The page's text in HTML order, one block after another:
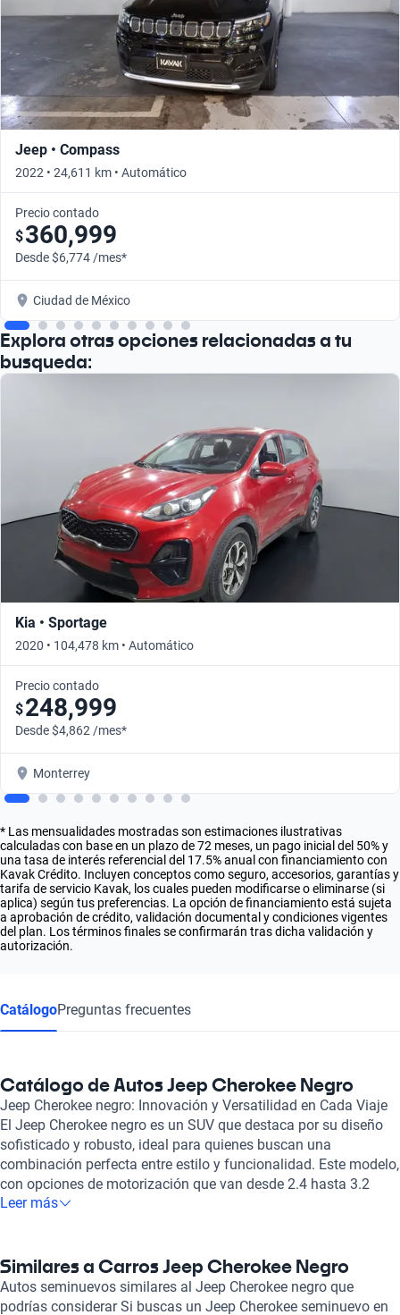
Jeep • Compass
2022 • 24,611 km • Automático
Precio contado
$360,999
Desde $6,774 /mes*
Ciudad de México
Explora otras opciones relacionadas a tu
busqueda:
Kia • Sportage
2020 • 104,478 km • Automático
Precio contado
$248,999
Desde $4,862 /mes*
Monterrey
* Las mensualidades mostradas son estimaciones ilustrativas
calculadas con base en un plazo de 72 meses, un pago inicial del 50% y
una tasa de interés referencial del 17.5% anual con financiamiento con
Kavak Crédito. Incluyen conceptos como seguro, accesorios, garantías y
tarifa de servicio Kavak, los cuales pueden modificarse o eliminarse (si
aplica) según tus preferencias. La opción de financiamiento está sujeta
a aprobación de crédito, validación documental y condiciones vigentes
del plan. Los términos finales se confirmarán tras dicha validación y
autorización.
CatálogoPreguntas frecuentes
Catálogo de Autos Jeep Cherokee Negro
Jeep Cherokee negro: Innovación y Versatilidad en Cada Viaje
El Jeep Cherokee negro es un SUV que destaca por su diseño
sofisticado y robusto, ideal para quienes buscan una
combinación perfecta entre estilo y funcionalidad. Este modelo,
con opciones de motorización que van desde 2.4 hasta 3.2
litros, ofrece una experiencia de conducción placentera, gracias
pasajeros en un interior elegante y bien diseñado, con asientos
en materiales de cuero y tela, garantiza el máximo confort en
cada aventura. Entre las características más atractivas del
Leer más
Similares a Carros Jeep Cherokee Negro
Autos seminuevos similares al Jeep Cherokee negro que
podrías considerar Si buscas un Jeep Cherokee seminuevo en